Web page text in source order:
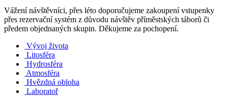
Vážení návštěvníci, přes léto doporučujeme zakoupení vstupenky
přes rezervační systém z důvodu návštěv příměstských táborů či
předem objednaných skupin. Děkujeme za pochopení.
Vývoj života
Litosféra
Hydrosféra
Atmosféra
Hvězdná obloha
Laboratoř